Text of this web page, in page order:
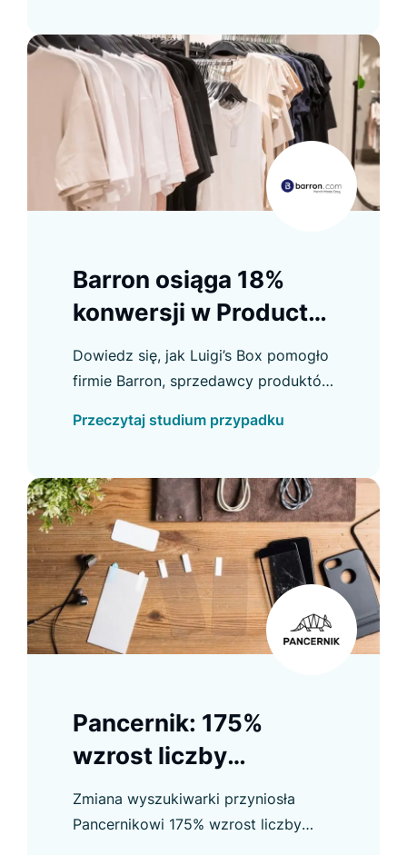
Barron osiąga 18%
konwersji w Product
Listing
Dowiedz się, jak Luigi’s Box pomogło
firmie Barron, sprzedawcy produktów
w e-commerce i osiągnąć inne ważne
Przeczytaj studium przypadku
Pancernik: 175%
wzrost liczby
użytkowników
korzystających z
Zmiana wyszukiwarki przyniosła
Pancernikowi 175% wzrost liczby